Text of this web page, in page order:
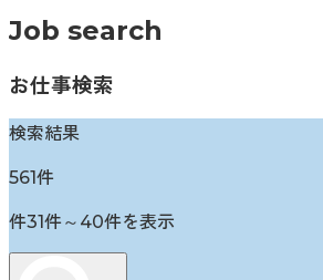
Job search
お仕事検索
検索結果
561件
件31件～ 40件を表示